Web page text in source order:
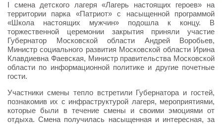
I смена детского лагеря «Лагерь настоящих героев» на
территории парка «Патриот» с насыщенной программой
«Школа настоящих мужчин» подошла к концу. В
торжественной церемонии закрытия приняли участие
Губернатор Московской области Андрей Воробьев,
Министр социального развития Московской области Ирина
Клавдиевна Фаевская, Министр правительства Московской
области по информационной политике и другие почетные
гости.
Участники смены тепло встретили Губернатора и гостей,
познакомив их с инфраструктурой лагеря, мероприятиями,
которые были в течение смены и своими эмоциями от
отдыха. Смена получилась насыщенная и интересная, за